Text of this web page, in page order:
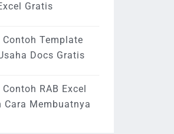
Gratis
Template
Docs Gratis
RAB Excel
Cara Membuatnya